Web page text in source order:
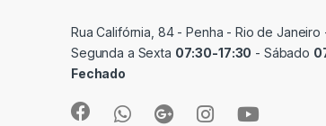
Rua Califórnia, 84 - Penha - Rio de Janeiro
Segunda a Sexta 07:30-17:30 - Sábado
Fechado